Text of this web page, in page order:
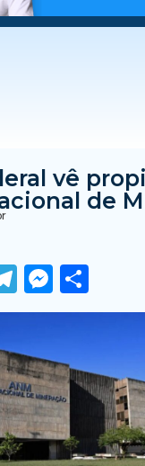
vê
de
Telegram